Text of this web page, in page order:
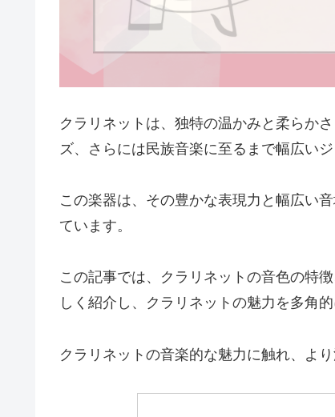
クラリネットは、独特の温かみと柔らか
ズ、さらには民族音楽に至るまで幅広い
この楽器は、その豊かな表現力と幅広い
ています。
この記事では、クラリネットの音色の特
しく紹介し、クラリネットの魅力を多角
クラリネットの音楽的な魅力に触れ、よ